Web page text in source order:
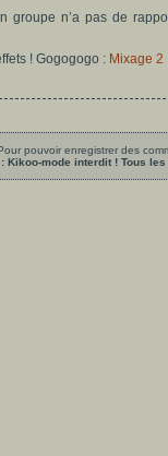
groupe n’a pas de
! Gogogogo : Mixage 2
pouvoir enregistrer des
Kikoo-mode interdit ! Tous